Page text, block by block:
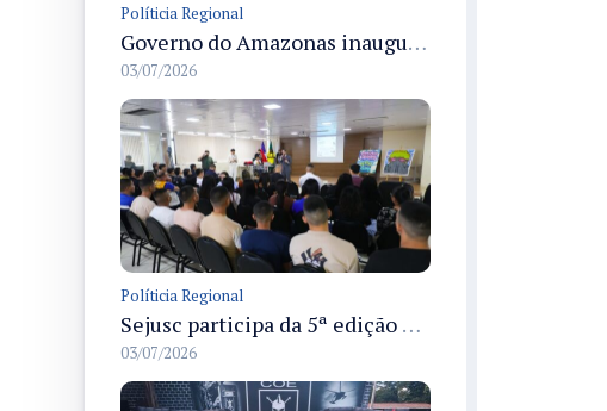
Políticia Regional
Governo do Amazonas inaugura primeiro Castramóvel Fluvial para atendimento veterinário às comunidades ribeirinhas e castração gratuita
03/07/2026
Políticia Regional
Sejusc participa da 5ª edição do Caminhos Literários com foco na cultura hip-hop nas unidades socioeducativas
03/07/2026